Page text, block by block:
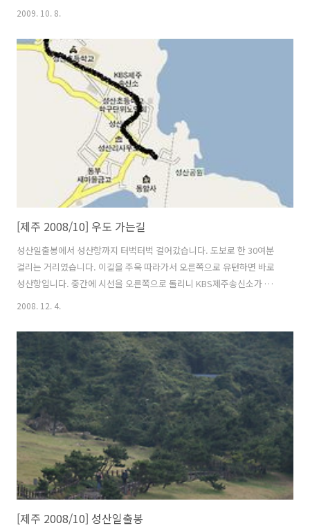
그만 앞바퀴 QR에 있던 스프링이 흔적도 없이 없어져 버렸다. 아뿔사! 날
않았다. 그 순간 별밖에 보이지 않았다. 전날 앞바퀴를 빼면서 QR을 너무
많이 풀렀던게 화근이었다. 한 20여분을 텐트 안과 밖을 살피던 중에 스
프링 하나는 휠의 스포크에 걸려있었고, 나머지 하나는 자전거 주위에 있
었다. 불행중 다행으로 불쌍사를 겪지 않고 무사히 조립을 마친후 출발을
할 수 있었다. 아침부터 생난리를 피고 나서 보니 오늘 하루도 순탄..
2009. 10. 8.
[제주 2008/10] 우도 가는길
성산일출봉에서 성산항까지 터벅터벅 걸어갔습니다. 도보로 한 30여분
걸리는 거리였습니다. 이길을 주욱 따라가서 오른쪽으로 유턴하면 바로
성산항입니다. 중간에 시선을 오른쪽으로 돌리니 KBS제주송신소가 보
입니다. 방송시설이라 경비가 매우 삼엄합니다. 아니 이럴수가! 제가 졸
입니다. 왼쪽은 제주시로 가는 1132번 제주 일주도로이고 오른쪽은 성산
항 입구입니다. 다시 한번 확인!!! 우도로 들어갈 수 있는 성산항입니다.
우도로 배 한척이 출발을 앞두고 있습니다. 드뎌! 우도입니다. 선착장에
도착하였습니다. 내리기전 멀리 성산항이 보입니다. 수고했어! 친구 스
쿠터를 빌릴까 자전거를 빌릴까 고민하다가 스쿠터는 면허가 없어서 안
된다고 해 무거운 ..
2008. 12. 4.
[제주 2008/10] 성산일출봉